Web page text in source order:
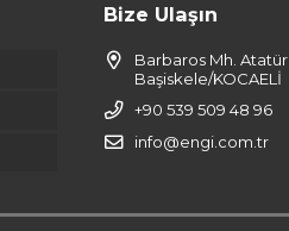
Bize Ulaşın
Barbaros Mh.
Başiskele/KOCAELİ
+90 539 509 48 96
info@engi.com.tr